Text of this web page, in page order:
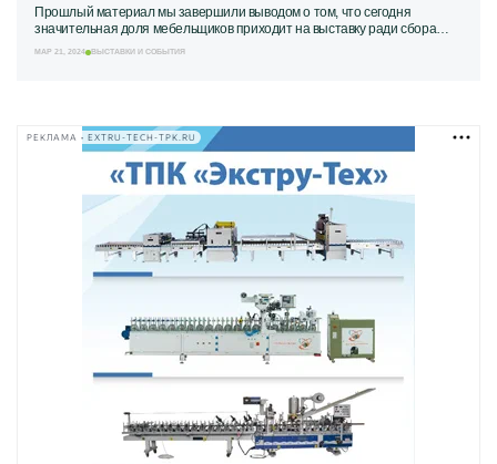
Прошлый материал мы завершили выводом о том, что сегодня
значительная доля мебельщиков приходит на выставку ради сбора
обратной связи и оценки деятельности...
МАР 21, 2024 ВЫСТАВКИ И СОБЫТИЯ
РЕКЛАМА • EXTRU-TECH-TPK.RU